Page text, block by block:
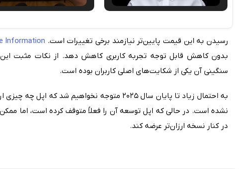
رسیدن به این قیمت پایین‌تر نیازمند برخی تغییرات است. Information
بدون کاهش قابل توجه تجربه کاربری کاهش دهد. از نکات مثبت
سنگینی آن یکی از شکایت‌های اصلی کاربران بوده است.
به احتمال زیاد تا پایان سال ۲۰۲۵ متوجه
نشده است. در حالی که اپل توسعه آن را فعلاً متوقف کرده است، اما ممکن
در کنار نسخه ارزان‌تر عرضه کند.